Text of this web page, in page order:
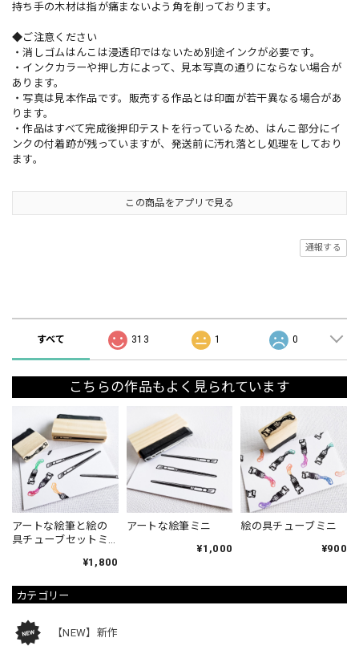
カテゴリー
【NEW】新作
持ち手の木材は指が痛まないよう角を削っております。
◆ご注意ください
・消しゴムはんこは浸透印ではないため別途インクが必要です。
・インクカラーや押し方によって、見本写真の通りにならない場合が
あります。
・写真は見本作品です。販売する作品とは印面が若干異なる場合があ
ります。
・作品はすべて完成後押印テストを行っているため、はんこ部分にイ
ンクの付着跡が残っていますが、発送前に汚れ落とし処理をしており
ます。
この商品をアプリで見る
通報する
すべて 313 1 0
こちらの作品もよく見られています
アートな絵筆と絵の
具チューブセットミ
¥1,800
アートな絵筆ミニ
¥1,000
絵の具チューブミニ
¥900